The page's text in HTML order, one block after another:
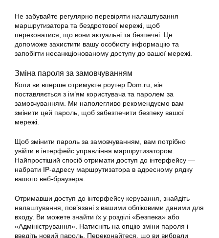
Не забувайте регулярно перевіряти налаштування
маршрутизатора та бездротової мережі, щоб
переконатися, що вони актуальні та безпечні. Це
допоможе захистити вашу особисту інформацію та
запобігти несанкціонованому доступу до вашої мережі.
Зміна пароля за замовчуванням
Коли ви вперше отримуєте роутер Dom.ru, він
поставляється з ім’ям користувача та паролем за
замовчуванням. Ми наполегливо рекомендуємо вам
змінити цей пароль, щоб забезпечити безпеку вашої
мережі.
Щоб змінити пароль за замовчуванням, вам потрібно
увійти в інтерфейс управління маршрутизатором.
Найпростіший спосіб отримати доступ до інтерфейсу —
набрати IP-адресу маршрутизатора в адресному рядку
вашого веб-браузера.
Отримавши доступ до інтерфейсу керування, знайдіть
налаштування, пов’язані з вашими обліковими даними для
входу. Ви можете знайти їх у розділі «Безпека» або
«Адміністрування». Натисніть на опцію зміни пароля і
введіть новий пароль. Переконайтеся, що ви вибрали